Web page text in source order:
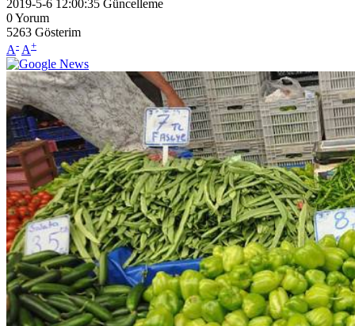
2019-5-6 12:00:35 Güncelleme
0Yorum
5263 Gösterim
A- A+